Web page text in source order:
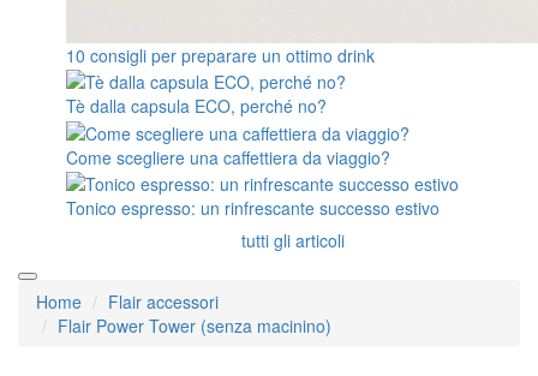
10 consigli per preparare un ottimo drink
Tè dalla capsula ECO, perché no?
Come scegliere una caffettiera da viaggio?
Tonico espresso: un rinfrescante successo estivo
tutti gli articoli
Home
Flair accessori
Flair Power Tower (senza macinino)